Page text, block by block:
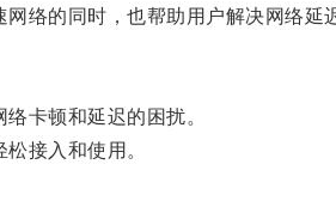
的同时，也帮助用户解决网络延
卡顿和延迟的困扰。
接入和使用。